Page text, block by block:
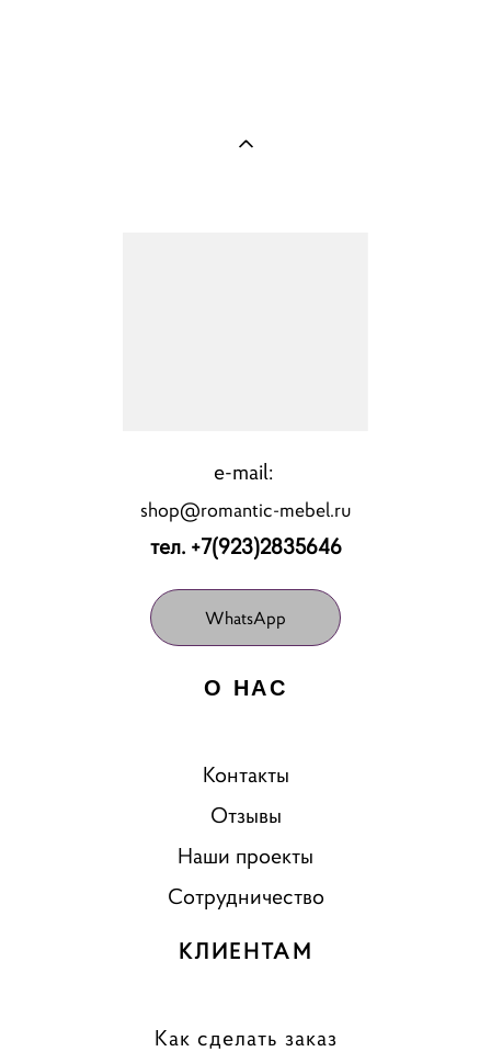
e-mail:
shop@romantic-mebel.ru
тел. +7(923)2835646
WhatsApp
О НАС
Контакты
Отзывы
Наши проекты
Сотрудничество
КЛИЕНТАМ
Как сделать заказ